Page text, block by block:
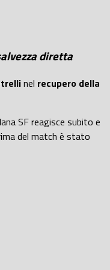
diretta
nel recupero della
SF reagisce subito e
del match è stato